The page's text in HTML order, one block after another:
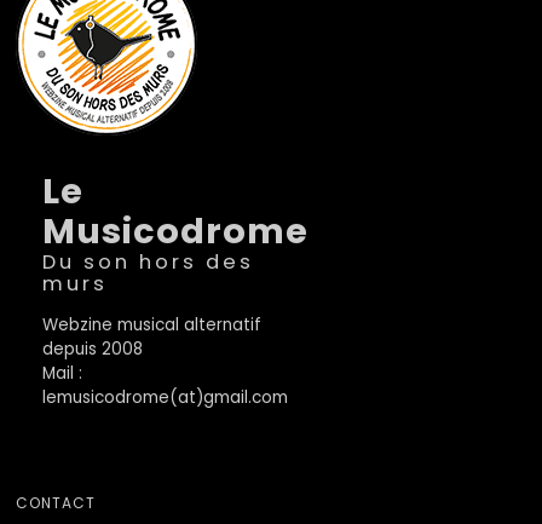
Le
Musicodrome
Du son hors des
murs
Webzine musical alternatif
depuis 2008
Mail :
lemusicodrome(at)gmail.com
CONTACT